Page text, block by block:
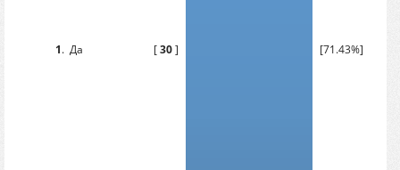
1. Да [30] [71.43%]